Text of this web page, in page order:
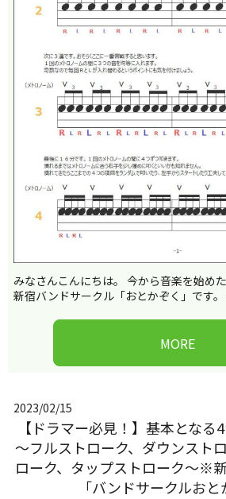
みなさんこんにちは。 今から音楽を始め
新宿バンドサークル「おとかぞく」です
MORE
2023/02/15
【ドラマー必見！】基本となる
～フルストローク、ダウンスト
ローク、タップストローク～※
「バンドサークルおと